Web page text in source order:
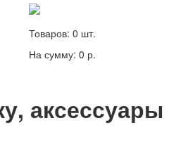
Товаров: 0 шт.
На сумму: 0 р.
аксессуары